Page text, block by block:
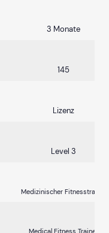
3 Monate
145
Lizenz
Level 3
Medizinischer Fitnesstrainer